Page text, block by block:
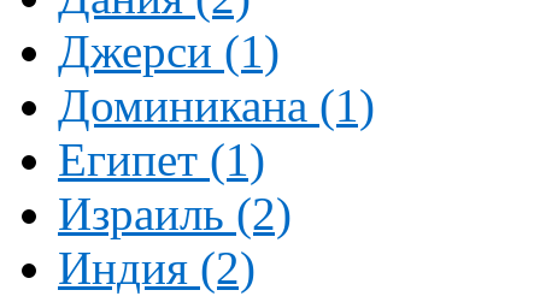
Джерси (1)
Доминикана (1)
Египет (1)
Израиль (2)
Индия (2)